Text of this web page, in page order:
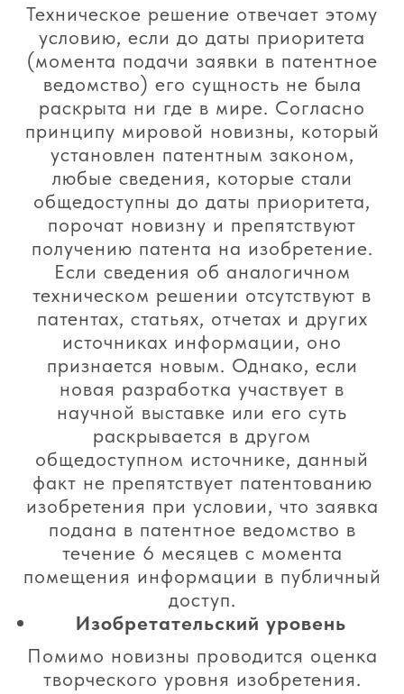
Техническое решение отвечает этому
условию, если до даты приоритета
(момента подачи заявки в патентное
ведомство) его сущность не была
раскрыта ни где в мире. Согласно
принципу мировой новизны, который
установлен патентным законом,
любые сведения, которые стали
общедоступны до даты приоритета,
порочат новизну и препятствуют
получению патента на изобретение.
Если сведения об аналогичном
техническом решении отсутствуют в
патентах, статьях, отчетах и других
источниках информации, оно
признается новым. Однако, если
новая разработка участвует в
научной выставке или его суть
раскрывается в другом
общедоступном источнике, данный
факт не препятствует патентованию
изобретения при условии, что заявка
подана в патентное ведомство в
течение 6 месяцев с момента
помещения информации в публичный
доступ.
Изобретательский уровень
Помимо новизны проводится оценка
творческого уровня изобретения.